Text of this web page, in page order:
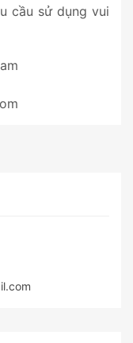
cầu sử dụng vui